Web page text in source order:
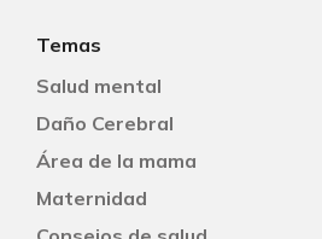
Temas
Salud mental
Daño Cerebral
Área de la mama
Maternidad